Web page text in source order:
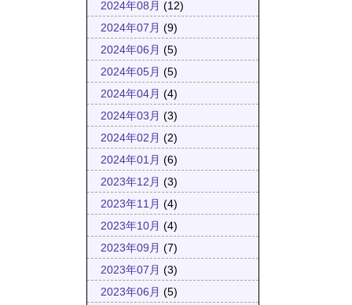
2024年08月 (12)
2024年07月 (9)
2024年06月 (5)
2024年05月 (5)
2024年04月 (4)
2024年03月 (3)
2024年02月 (2)
2024年01月 (6)
2023年12月 (3)
2023年11月 (4)
2023年10月 (4)
2023年09月 (7)
2023年07月 (3)
2023年06月 (5)